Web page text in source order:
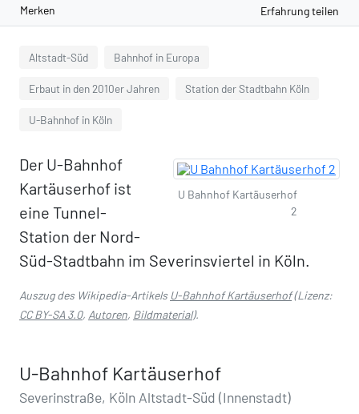
Merken Erfahrung teilen
Altstadt-Süd Bahnhof in Europa
Erbaut in den 2010er Jahren Station der Stadtbahn Köln
U-Bahnhof in Köln
U Bahnhof Kartäuserhof
2
Der U-Bahnhof
Kartäuserhof ist
eine Tunnel-
Station der Nord-
Süd-Stadtbahn im Severinsviertel in Köln.
Auszug des Wikipedia-Artikels U-Bahnhof Kartäuserhof(Lizenz:
CC BY-SA 3.0, Autoren, Bildmaterial).
U-Bahnhof Kartäuserhof
Severinstraße, Köln Altstadt-Süd (Innenstadt)